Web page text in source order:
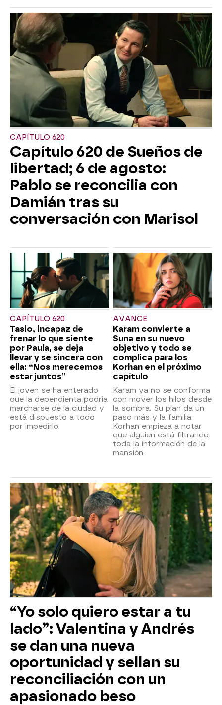
CAPÍTULO 620
Capítulo 620 de Sueños de
libertad; 6 de agosto:
Pablo se reconcilia con
Damián tras su
conversación con Marisol
CAPÍTULO 620
Tasio, incapaz de
frenar lo que siente
por Paula, se deja
llevar y se sincera con
ella: “Nos merecemos
estar juntos”
El joven se ha enterado
que la dependienta podría
marcharse de la ciudad y
está dispuesto a todo
por impedirlo.
AVANCE
Karam convierte a
Suna en su nuevo
objetivo y todo se
complica para los
Korhan en el próximo
capítulo
Karam ya no se conforma
con mover los hilos desde
la sombra. Su plan da un
paso más y la familia
Korhan empieza a notar
que alguien está filtrando
toda la información de la
mansión.
“Yo solo quiero estar a tu
lado”: Valentina y Andrés
se dan una nueva
oportunidad y sellan su
reconciliación con un
apasionado beso